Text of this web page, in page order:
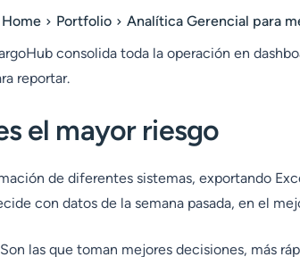
Home Portfolio
Analítica Gerencial para
consolida toda la operación en
reportar.
el mayor riesgo
de diferentes sistemas, exportando
con datos de la semana pasada, en el
las que toman mejores decisiones, más